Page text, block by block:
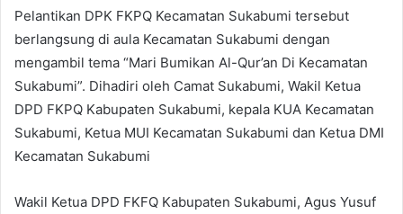
Pelantikan DPK FKPQ Kecamatan Sukabumi tersebut
berlangsung di aula Kecamatan Sukabumi dengan
mengambil tema “Mari Bumikan Al-Qur’an Di Kecamatan
Sukabumi”. Dihadiri oleh Camat Sukabumi, Wakil Ketua
DPD FKPQ Kabupaten Sukabumi, kepala KUA Kecamatan
Sukabumi, Ketua MUI Kecamatan Sukabumi dan Ketua DMI
Kecamatan Sukabumi
Wakil Ketua DPD FKFQ Kabupaten Sukabumi, Agus Yusuf